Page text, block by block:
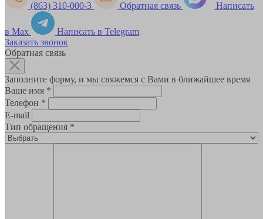
(863) 310-000-3 Обратная связь Написать
в Max
Написать в Telegram
Заказать звонок
Обратная связь
Заполните форму, и мы свяжемся с Вами в ближайшее время
Ваше имя *
Телефон *
E-mail
Тип обращения *